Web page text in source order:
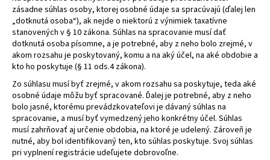
zásadne súhlas osoby, ktorej osobné údaje sa spracúvajú (ďalej len
„dotknutá osoba“), ak nejde o niektorú z výnimiek taxatívne
stanovených v § 10 zákona. Súhlas na spracovanie musí dať
dotknutá osoba písomne, a je potrebné, aby z neho bolo zrejmé, v
akom rozsahu je poskytovaný, komu a na aký účel, na aké obdobie a
kto ho poskytuje (§ 11 ods.4 zákona).
Zo súhlasu musí byť zrejmé, v akom rozsahu sa poskytuje, teda aké
osobné údaje môžu byť spracované. Ďalej je potrebné, aby z neho
bolo jasné, ktorému prevádzkovateľovi je dávaný súhlas na
spracovanie, a musí byť vymedzený jeho konkrétny účel. Súhlas
musí zahrňovať aj určenie obdobia, na ktoré je udelený. Zároveň je
nutné, aby bol identifikovaný ten, kto súhlas poskytuje. Svoj súhlas
pri vyplnení registrácie udeľujete dobrovoľne.